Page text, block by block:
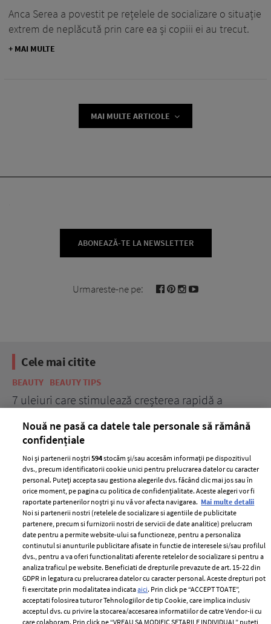
Anca Serea a povestit pe rețelele de socializare o situație
extrem de neplăcută prin care ea și copiii ei au trecut.
+ MAI MULTE
MAI MULTE ARTICOLE
ABONEAZĂ-TE LA NEWSLETTER
Urmareste-ne pe:
Cele mai citite
BEAUTY BEAUTY TIPS
7 uleiuri care stimulează creșterea rapidă a
ELLE Style Awards
2024
Despre ELLE
Romania
Contact
Abonamente
Termeni si conditii
Politica de
confidențialitate
Politica de cookies
Publicitate
Nouă ne pasă ca datele tale personale să rămână
confidențiale
Noi și partenerii noștri594stocăm și/sau accesăm informații pe dispozitivul
dvs., precum identificatorii cookie unici pentru prelucrarea datelor cu caracter
personal. Puteți accepta sau gestiona alegerile dvs. făcând clic mai jos sau în
orice moment, pe pagina cu politica de confidențialitate. Aceste alegeri vor fi
raportate partenerilor noștri și nu vă vor afecta navigarea. Mai multe detalii
Noi si partenerii nostri (retelele de socializare si agentiile de publicitate
partenere, precum si furnizorii nostri de servicii de date analitice) prelucram
date pentru a permite website-ului sa functioneze, pentru a personaliza
continutul si anunturile publicitare afisate in functie de interesele si/sau profilul
dvs., pentru a va oferi functionalitati aferente retelelor de socializare si pentru a
analiza traficul pe website. Beneficiati de drepturile prevazute de art. 15-22 din
GDPR in legatura cu prelucrarea datelor cu caracter personal. Aceste drepturi pot
fi exercitate prin modalitatea indicataaici. Prin click pe “ACCEPT TOATE”,
acceptati folosirea tuturor Tehnologiilor de tip Cookie, care implica inclusiv
acceptul dvs. cu privire la stocarea/accesarea informatiilor de catre Vendor-ii cu
care colaboram. Prin click pe “VREAU SA MODIFIC SETARILE INDIVIDUAL” puteti